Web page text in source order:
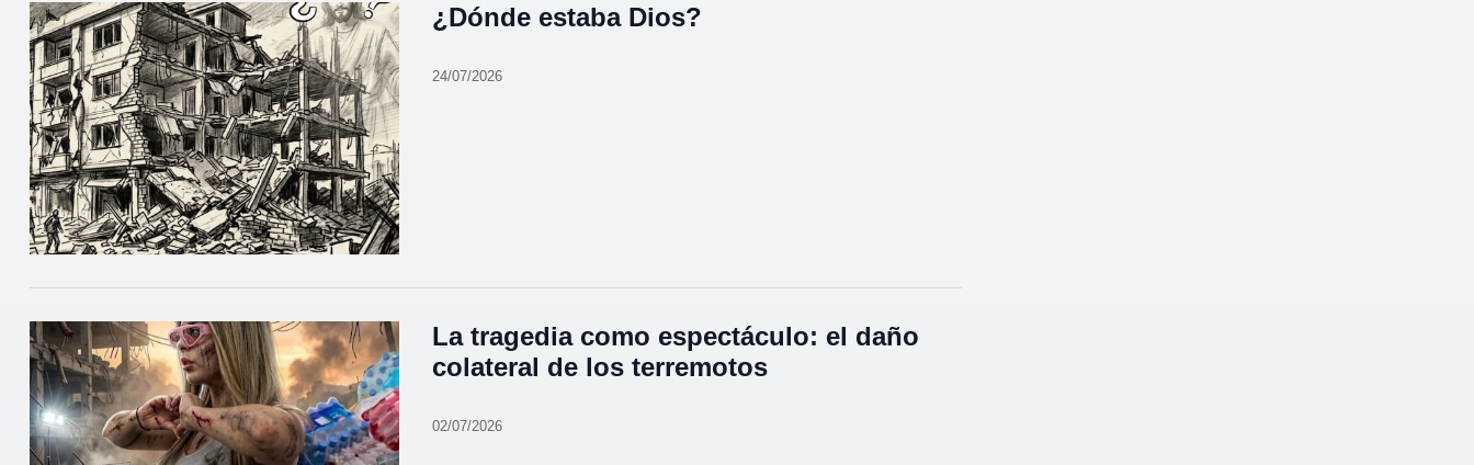
¿Dónde estaba Dios?
24/07/2026
La tragedia como espectáculo: el daño
colateral de los terremotos
02/07/2026